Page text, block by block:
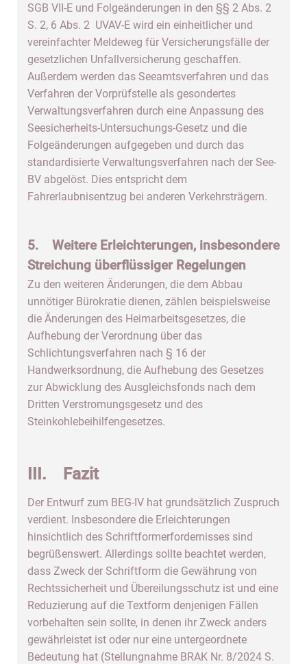
SGB VII-E und Folgeänderungen in den §§ 2 Abs. 2
S. 2, 6 Abs. 2 UVAV-E wird ein einheitlicher und
vereinfachter Meldeweg für Versicherungsfälle der
gesetzlichen Unfallversicherung geschaffen.
Außerdem werden das Seeamtsverfahren und das
Verfahren der Vorprüfstelle als gesondertes
Verwaltungsverfahren durch eine Anpassung des
Seesicherheits-Untersuchungs-Gesetz und die
Folgeänderungen aufgegeben und durch das
standardisierte Verwaltungsverfahren nach der See-
BV abgelöst. Dies entspricht dem
Fahrerlaubnisentzug bei anderen Verkehrsträgern.
5. Weitere Erleichterungen, insbesondere
Streichung überflüssiger Regelungen
Zu den weiteren Änderungen, die dem Abbau
unnötiger Bürokratie dienen, zählen beispielsweise
die Änderungen des Heimarbeitsgesetzes, die
Aufhebung der Verordnung über das
Schlichtungsverfahren nach § 16 der
Handwerksordnung, die Aufhebung des Gesetzes
zur Abwicklung des Ausgleichsfonds nach dem
Dritten Verstromungsgesetz und des
Steinkohlebeihilfengesetzes.
III. Fazit
Der Entwurf zum BEG-IV hat grundsätzlich Zuspruch
verdient. Insbesondere die Erleichterungen
hinsichtlich des Schriftformerfordernisses sind
begrüßenswert. Allerdings sollte beachtet werden,
dass Zweck der Schriftform die Gewährung von
Rechtssicherheit und Übereilungsschutz ist und eine
Reduzierung auf die Textform denjenigen Fällen
vorbehalten sein sollte, in denen ihr Zweck anders
gewährleistet ist oder nur eine untergeordnete
Bedeutung hat (Stellungnahme BRAK Nr. 8/2024 S.